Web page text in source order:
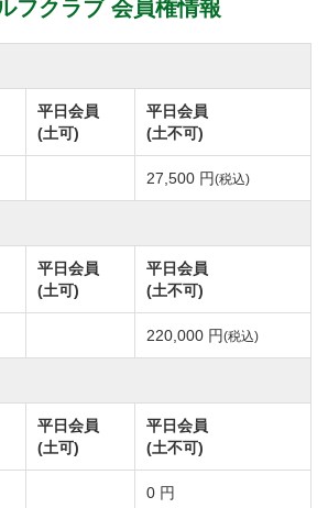
ワングリーン。コース設計は吉崎
ション、距離もたっぷりある戦略
ルです。
ーや戦略性の高い大きな池がボー
す。
ルでは大きく育ったモミ木が鎮座
ています。
ぞれ地形を活かしたコースレイア
イビングレンジ263y、21打席を完
ンなデザイン。明るく開放的なレ
い食事が楽しめます。
フクラブ 会員権情報
平日会員
(土可)
平日会員
(土不可)
27,500 円(税込)
平日会員
(土可)
平日会員
(土不可)
220,000 円(税込)
平日会員
(土可)
平日会員
(土不可)
0 円